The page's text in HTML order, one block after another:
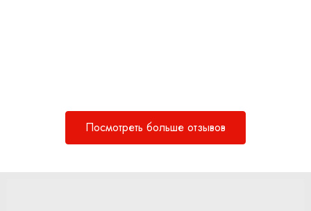
Посмотреть больше отзывов